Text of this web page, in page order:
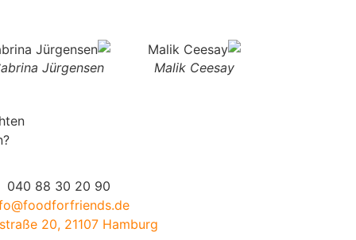
Malik Ceesay
Jürgensen
040 88 30 20 90
20, 21107 Hamburg